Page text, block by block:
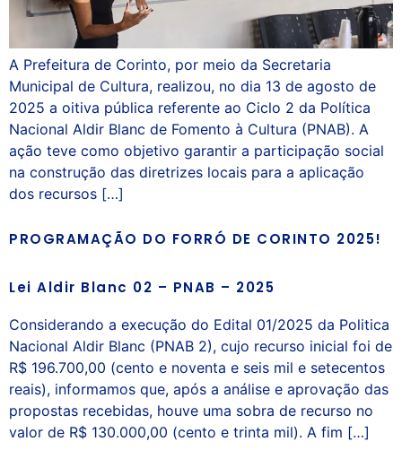
A Prefeitura de Corinto, por meio da Secretaria
Municipal de Cultura, realizou, no dia 13 de agosto de
2025 a oitiva pública referente ao Ciclo 2 da Política
Nacional Aldir Blanc de Fomento à Cultura (PNAB). A
ação teve como objetivo garantir a participação social
na construção das diretrizes locais para a aplicação
dos recursos […]
PROGRAMAÇÃO DO FORRÓ DE CORINTO 2025!
Lei Aldir Blanc 02 – PNAB – 2025
Considerando a execução do Edital 01/2025 da Politica
Nacional Aldir Blanc (PNAB 2), cujo recurso inicial foi de
R$ 196.700,00 (cento e noventa e seis mil e setecentos
reais), informamos que, após a análise e aprovação das
propostas recebidas, houve uma sobra de recurso no
valor de R$ 130.000,00 (cento e trinta mil). A fim […]